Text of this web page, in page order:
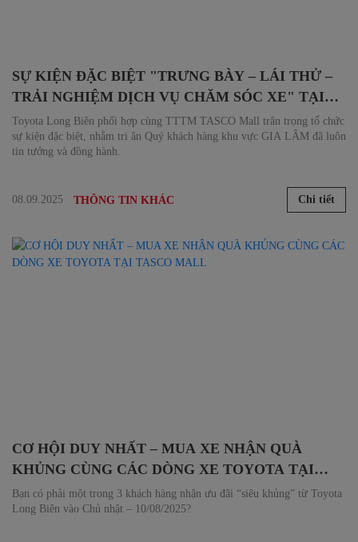
SỰ KIỆN ĐẶC BIỆT "TRƯNG BÀY – LÁI THỬ –
TRẢI NGHIỆM DỊCH VỤ CHĂM SÓC XE" TẠI
GIA LÂM
Toyota Long Biên phối hợp cùng TTTM TASCO Mall trân trọng tổ chức
sự kiện đặc biệt, nhằm tri ân Quý khách hàng khu vực GIA LÂM đã luôn
tin tưởng và đồng hành.
08.09.2025 THÔNG TIN KHÁC Chi tiết
CƠ HỘI DUY NHẤT – MUA XE NHẬN QUÀ
KHỦNG CÙNG CÁC DÒNG XE TOYOTA TẠI
TASCO MALL
Bạn có phải một trong 3 khách hàng nhận ưu đãi “siêu khủng” từ Toyota
Long Biên vào Chủ nhật – 10/08/2025?